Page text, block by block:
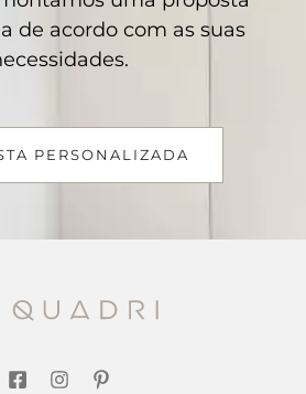
de acordo com as suas
PERSONALIZADA